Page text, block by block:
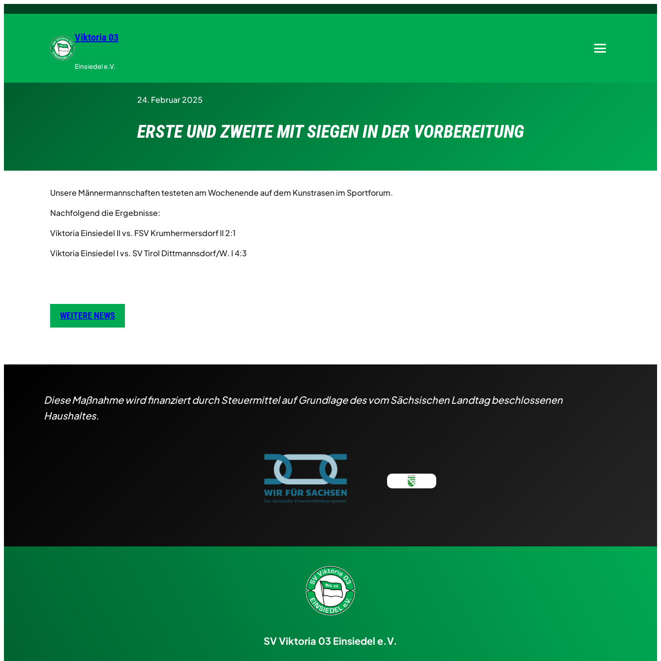
Viktoria 03
Einsiedel e.V.
Menu öffnen
24. Februar 2025
ERSTE UND ZWEITE MIT SIEGEN IN DER VORBEREITUNG
Unsere Männermannschaften testeten am Wochenende auf dem Kunstrasen im Sportforum.
Nachfolgend die Ergebnisse:
Viktoria Einsiedel II vs. FSV Krumhermersdorf II 2:1
Viktoria Einsiedel I vs. SV Tirol Dittmannsdorf/W. I 4:3
WEITERE NEWS
Diese Maßnahme wird finanziert durch Steuermittel auf Grundlage des vom Sächsischen Landtag beschlossenen
Haushaltes.
SV Viktoria 03 Einsiedel e.V.